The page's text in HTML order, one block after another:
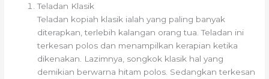
Teladan Klasik
Teladan kopiah klasik ialah yang paling banyak
diterapkan, terlebih kalangan orang tua. Teladan ini
terkesan polos dan menampilkan kerapian ketika
dikenakan. Lazimnya, songkok klasik hal yang
demikian berwarna hitam polos. Sedangkan terkesan